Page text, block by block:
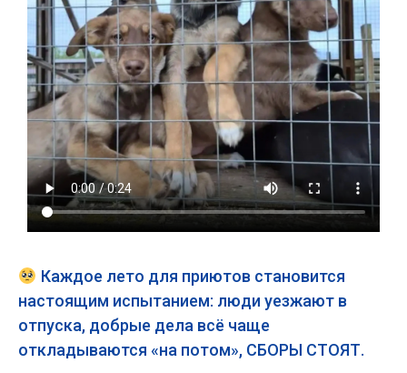
Каждое лето для приютов становится
настоящим испытанием: люди уезжают в
отпуска, добрые дела всё чаще
откладываются «на потом», СБОРЫ СТОЯТ.